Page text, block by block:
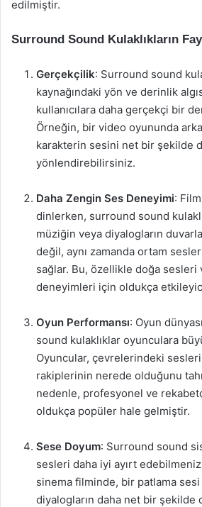
edilmiştir.
Surround Sound Kulaklıkların
Gerçekçilik: Surround sound
kaynağındaki yön ve derinlik
kullanıcılara daha gerçekçi bir
Örneğin, bir video oyununda
karakterin sesini net bir şekilde
yönlendirebilirsiniz.
Daha Zengin Ses Deneyimi:
dinlerken, surround sound
müziğin veya diyalogların
değil, aynı zamanda ortam
sağlar. Bu, özellikle doğa sesleri
deneyimleri için oldukça
Oyun Performansı: Oyun
sound kulaklıklar oyunculara
Oyuncular, çevrelerindeki
rakiplerinin nerede olduğunu
nedenle, profesyonel ve
oldukça popüler hale gelmiştir.
Sese Doyum: Surround sound
sesleri daha iyi ayırt
sinema filminde, bir patlama
diyalogların daha net bir şekilde